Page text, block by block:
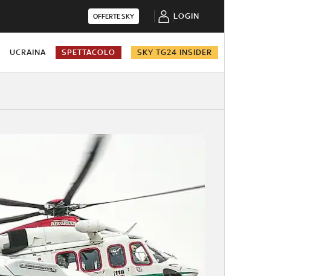
OFFERTE SKY LOGIN
UCRAINA SPETTACOLO SKY TG24 INSIDER